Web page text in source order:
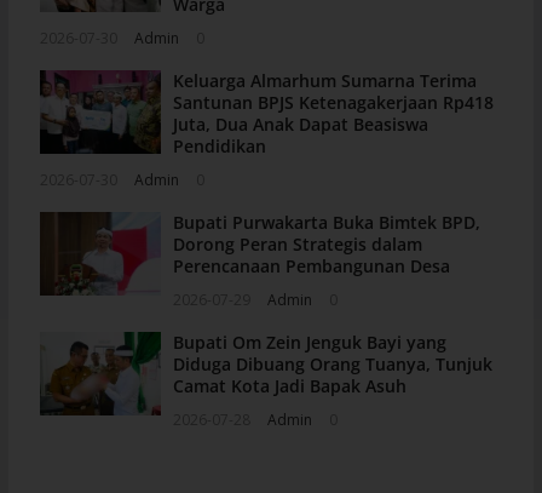
Admin
Keluarga Almarhum Sumarna Terima
Santunan BPJS Ketenagakerjaan Rp418
Juta, Dua Anak Dapat Beasiswa
Pendidikan
Admin
Bupati Purwakarta Buka Bimtek BPD,
Dorong Peran Strategis dalam
Perencanaan Pembangunan Desa
Admin
Bupati Om Zein Jenguk Bayi yang
Diduga Dibuang Orang Tuanya, Tunjuk
Camat Kota Jadi Bapak Asuh
Admin